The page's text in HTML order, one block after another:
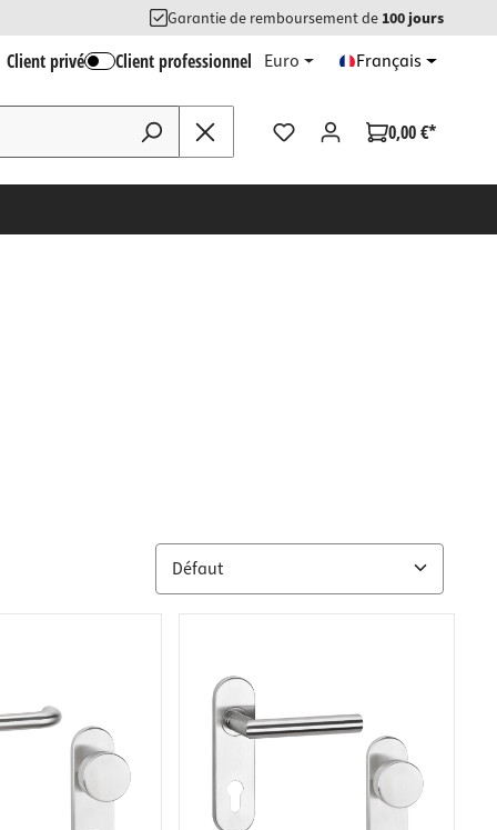
Garantie de remboursement de 100 jours
Client privé Client professionnel Euro Français
0,00 €*